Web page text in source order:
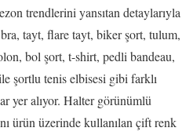
trendlerini yansıtan detaylarıyla
tayt, flare tayt, biker şort, tulum,
bol şort, t-shirt, pedli bandeau,
şortlu tenis elbisesi gibi farklı
yer alıyor. Halter görünümlü
ürün üzerinde kullanılan çift renk